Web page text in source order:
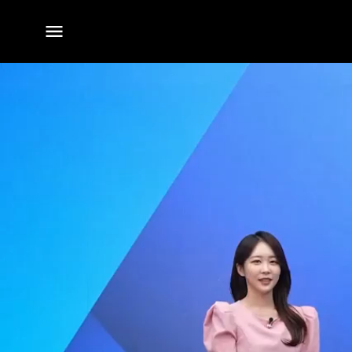
전체